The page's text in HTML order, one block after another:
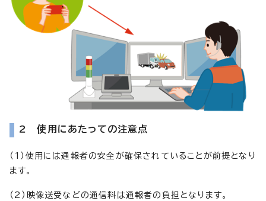
2 使用にあたっての注意点
（1）使用には通報者の安全が確保されていることが前提となり
ます。
（2）映像送受などの通信料は通報者の負担となります。